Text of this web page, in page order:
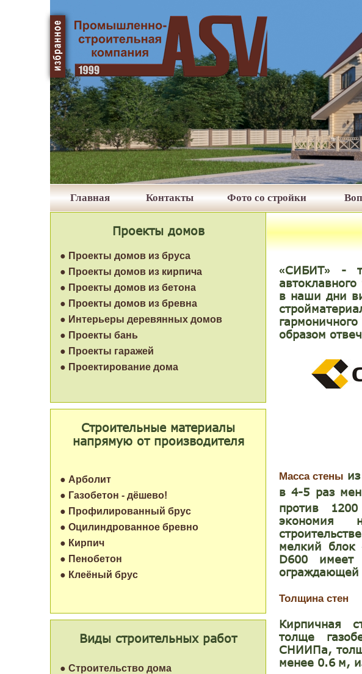
Главная Фото со стройки
Контакты
Виды строительных работ
● Строительство дома
Проекты домов
● Проекты домов из бруса
● Проекты домов из кирпича
● Проекты домов из бетона
● Проекты домов из бревна
● Интерьеры деревянных домов
● Проекты бань
● Проекты гаражей
● Проектирование дома
Строительные материалы
напрямую от производителя
● Арболит
● Газобетон - дёшево!
● Профилированный брус
● Оцилиндрованное бревно
● Кирпич
● Пенобетон
● Клеёный брус
«СИБИТ» -
в наши дни
образом
Масса стены
в 4-5 раз
против
экономия
мелкий блок
D600
ограждающей
Толщина стен
Кирпичная
толще
СНИИПа,
менее 0.6 м,